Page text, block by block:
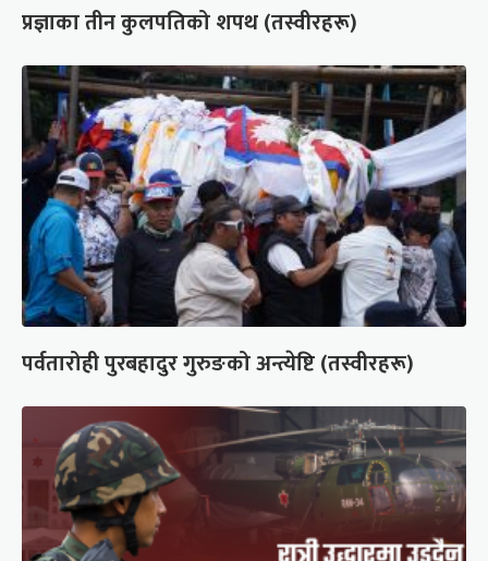
प्रज्ञाका तीन कुलपतिको शपथ (तस्वीरहरू)
पर्वतारोही पुरबहादुर गुरुङको अन्त्येष्टि (तस्वीरहरू)